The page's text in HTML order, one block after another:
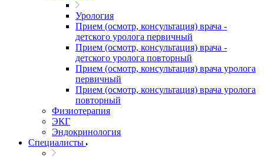
Урология
Прием (осмотр, консультация) врача -
детского уролога первичный
Прием (осмотр, консультация) врача -
детского уролога повторный
Прием (осмотр, консультация) врача уролога
первичный
Прием (осмотр, консультация) врача уролога
повторный
Физиотерапия
ЭКГ
Эндокринология
Специалисты